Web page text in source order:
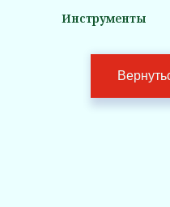
Инструменты